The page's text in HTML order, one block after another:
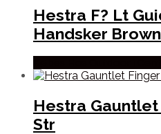
Hestra F? Lt
Handsker
Hestra
Str